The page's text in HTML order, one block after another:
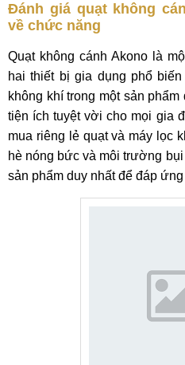
Đánh giá quạt không
về chức năng
Quạt không cánh Akono là
hai thiết bị gia dụng phổ
không khí trong một sản
tiện ích tuyệt vời cho mọi gia
mua riêng lẻ quạt và máy lọc
hè nóng bức và môi trường
sản phẩm duy nhất để đáp